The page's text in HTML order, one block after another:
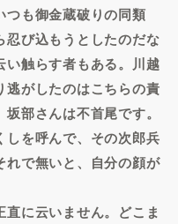
つも御金蔵破りの同類
忍び込もうとしたのだな
い触らす者もある。川越
逃がしたのはこちらの責
部さんは不首尾です。
しを呼んで、その次郎兵
れで無いと、自分の顔が
に云いません。どこま